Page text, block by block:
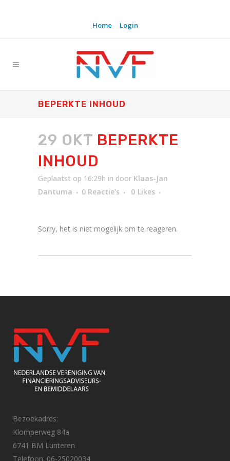
Home Login
BEPERKTE INHOUD
29 OKT BEPERKTE
INHOUD
Geplaatst op 16:29h in door Klaas-Jan
Dantuma
0 Reactie's 0 Likes
Sorry, het is niet mogelijk om te reageren.
Bezoekadres:
Klomperweg 84a
6741 BM Lunteren
Telefoon: 06-25020034